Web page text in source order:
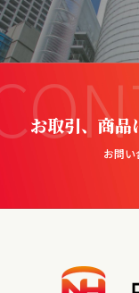
お取引、商品
お問